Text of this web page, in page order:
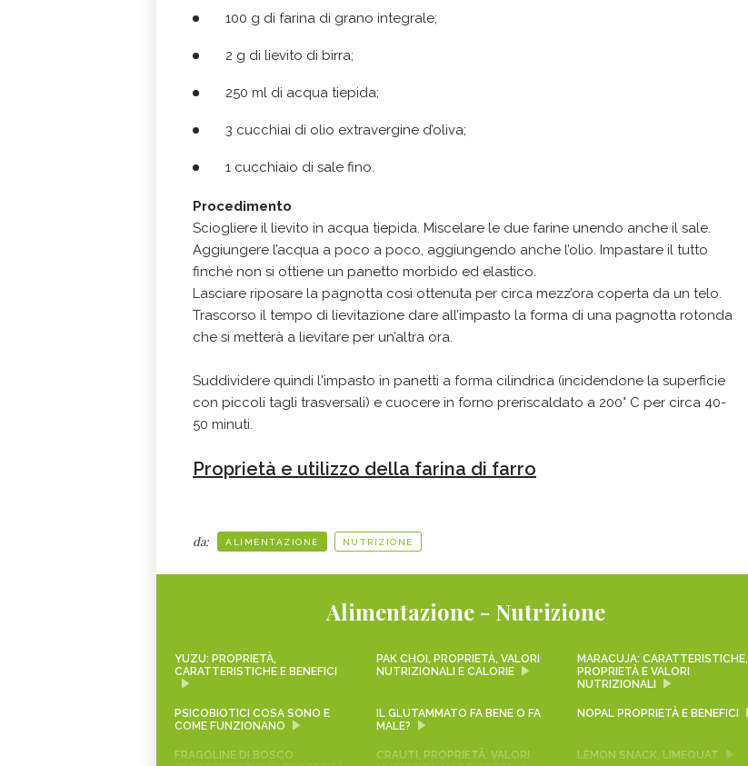
100 g di farina di grano integrale;
2 g di lievito di birra;
250 ml di acqua tiepida;
3 cucchiai di olio extravergine d’oliva;
1 cucchiaio di sale fino.
Procedimento
Sciogliere il lievito in acqua tiepida. Miscelare le due farine unendo anche il sale.
Aggiungere l’acqua a poco a poco, aggiungendo anche l’olio. Impastare il tutto
finché non si ottiene un panetto morbido ed elastico.
Lasciare riposare la pagnotta così ottenuta per circa mezz’ora coperta da un telo.
Trascorso il tempo di lievitazione dare all’impasto la forma di una pagnotta rotonda
che si metterà a lievitare per un’altra ora.
Suddividere quindi l'impasto in panetti a forma cilindrica (incidendone la superficie
con piccoli tagli trasversali) e cuocere in forno preriscaldato a 200° C per circa 40-
50 minuti.
Proprietà e utilizzo della farina di farro
da: ALIMENTAZIONE NUTRIZIONE
Alimentazione - Nutrizione
YUZU: PROPRIETÀ,
CARATTERISTICHE E BENEFICI
PAK CHOI, PROPRIETÀ, VALORI
NUTRIZIONALI E CALORIE
MARACUJA: CARATTERISTICHE,
PROPRIETÀ E VALORI
NUTRIZIONALI
PSICOBIOTICI COSA SONO E
COME FUNZIONANO
IL GLUTAMMATO FA BENE O FA
MALE?
NOPAL PROPRIETÀ E BENEFICI
FRAGOLINE DI BOSCO
CRAUTI, PROPRIETÀ, VALORI
LEMON SNACK, LIMEQUAT